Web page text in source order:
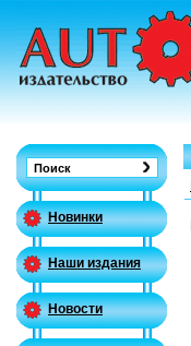
Новинки
Наши издания
Новости